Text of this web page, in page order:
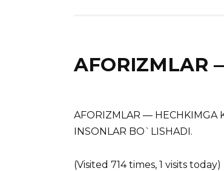
AFORIZMLAR
AFORIZMLAR — HECHKIMGA
INSONLAR BO`LISHADI.
(Visited 714 times, 1 visits today)